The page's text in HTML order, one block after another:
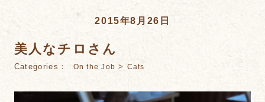
2015年8月26日
美人なチロさん
Categories： On the Job > Cats